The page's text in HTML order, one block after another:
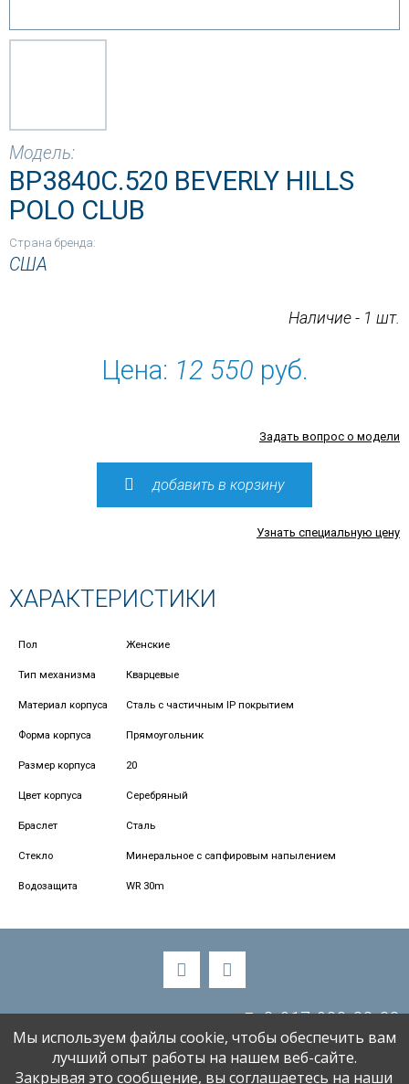
Модель:
BP3840C.520 BEVERLY HILLS
POLO CLUB
Страна бренда:
США
Наличие - 1 шт.
Цена: 12 550 руб.
Задать вопрос о модели
добавить в корзину
Узнать специальную цену
ХАРАКТЕРИСТИКИ
Пол Женские
Тип механизма Кварцевые
Материал корпуса Сталь с частичным IP покрытием
Форма корпуса Прямоугольник
Размер корпуса 20
Цвет корпуса Серебряный
Браслет Сталь
Стекло Минеральное с сапфировым напылением
Водозащита WR 30m
8-917-988-88-33
alenaski58@bk.ru
Мы используем файлы cookie, чтобы обеспечить вам
лучший опыт работы на нашем веб-сайте.
Закрывая это сообщение, вы соглашаетесь на наши